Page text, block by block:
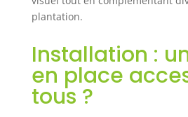
de
plantation.
Installation :
en place
tous ?